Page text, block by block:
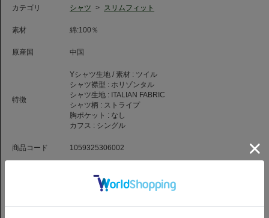
カミチャニスタのブランドスタートからテクニカルディレクターをつとめる
です。ステッチはカフス・襟も3mmで仕上げ、ガゼットを表付けにしてお
イタリアで人気襟型のホリゾンタルカラーは、首元をすっきりと見せ、知的
な印象を与えます。
ネクタイを締めたスタイルに加え、ノータイスタイルで第一ボタンをはずし
たスタイルもおすすめ。
オールシーズン定番で使える優秀なアイテムです。
ニット、ジャケット、アウター、どのアイテムに合わせても相性が良く、コ
【カミチャニスタとは】
すところなく伝授することによって、イタリアの仕立て文化や技術を存分に
反映したシャツブランドです。
カテゴリ シャツ > スリムフィット
素材 綿:100％
原産国 中国
特徴
Yシャツ生地 / 素材 : ツイル
シャツ襟型 : ホリゾンタル
シャツ生地 : ITALIAN FABRIC
シャツ柄 : ストライプ
胸ポケット : なし
カフス : シングル
商品コード
1059325306002
（お問い合わせの際には、上記商品コードをお伝え下さい。）